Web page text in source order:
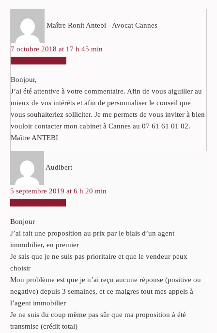
Maître Ronit Antebi - Avocat Cannes
7 octobre 2018 at 17 h 45 min
Bonjour,
J’ai été attentive à votre commentaire. Afin de vous aiguiller au
mieux de vos intérêts et afin de personnaliser le conseil que
vous souhaiteriez solliciter. Je me permets de vous inviter à bien
vouloir contacter mon cabinet à Cannes au 07 61 61 01 02.
Maître ANTEBI
Audibert
5 septembre 2019 at 6 h 20 min
Bonjour
J’ai fait une proposition au prix par le biais d’un agent
immobilier, en premier
Je sais que je ne suis pas prioritaire et que le vendeur peux
choisir
Mon problème est que je n’ai reçu aucune réponse (positive ou
negative) depuis 3 semaines, et ce malgres tout mes appels à
l’agent immobilier
Je ne suis du coup même pas sûr que ma proposition à été
transmise (crédit total)